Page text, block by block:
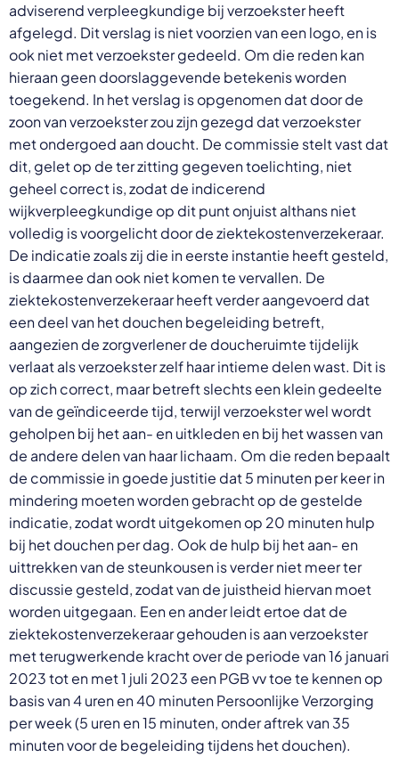
adviserend verpleegkundige bij verzoekster heeft
afgelegd. Dit verslag is niet voorzien van een logo, en is
ook niet met verzoekster gedeeld. Om die reden kan
hieraan geen doorslaggevende betekenis worden
toegekend. In het verslag is opgenomen dat door de
zoon van verzoekster zou zijn gezegd dat verzoekster
met ondergoed aan doucht. De commissie stelt vast dat
dit, gelet op de ter zitting gegeven toelichting, niet
geheel correct is, zodat de indicerend
wijkverpleegkundige op dit punt onjuist althans niet
volledig is voorgelicht door de ziektekostenverzekeraar.
De indicatie zoals zij die in eerste instantie heeft gesteld,
is daarmee dan ook niet komen te vervallen. De
ziektekostenverzekeraar heeft verder aangevoerd dat
een deel van het douchen begeleiding betreft,
aangezien de zorgverlener de doucheruimte tijdelijk
verlaat als verzoekster zelf haar intieme delen wast. Dit is
op zich correct, maar betreft slechts een klein gedeelte
van de geïndiceerde tijd, terwijl verzoekster wel wordt
geholpen bij het aan- en uitkleden en bij het wassen van
de andere delen van haar lichaam. Om die reden bepaalt
de commissie in goede justitie dat 5 minuten per keer in
mindering moeten worden gebracht op de gestelde
indicatie, zodat wordt uitgekomen op 20 minuten hulp
bij het douchen per dag. Ook de hulp bij het aan- en
uittrekken van de steunkousen is verder niet meer ter
discussie gesteld, zodat van de juistheid hiervan moet
worden uitgegaan. Een en ander leidt ertoe dat de
ziektekostenverzekeraar gehouden is aan verzoekster
met terugwerkende kracht over de periode van 16 januari
2023 tot en met 1 juli 2023 een PGB vv toe te kennen op
basis van 4 uren en 40 minuten Persoonlijke Verzorging
per week (5 uren en 15 minuten, onder aftrek van 35
minuten voor de begeleiding tijdens het douchen).